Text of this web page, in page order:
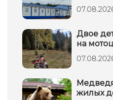
Двое
на
жилых